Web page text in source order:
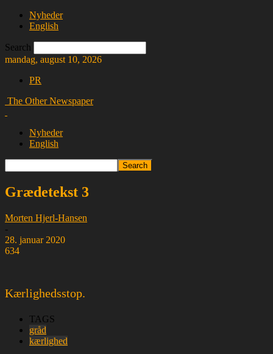
Nyheder
English
Search
mandag, august 10, 2026
PR
The Other Newspaper
Nyheder
English
Grædetekst 3
Morten Hjerl-Hansen
-
28. januar 2020
634
Kærlighedsstop.
TAGS
gråd
kærlighed